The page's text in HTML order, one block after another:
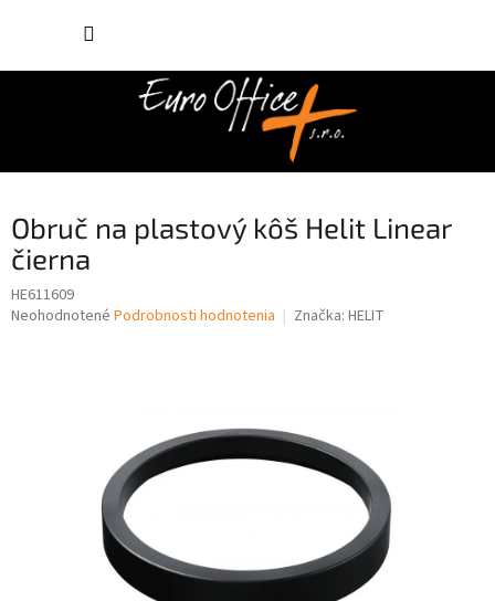
Obruč na plastový kôš Helit Linear
čierna
HE611609
Priemerné
Neohodnotené Podrobnosti hodnotenia Značka: HELIT